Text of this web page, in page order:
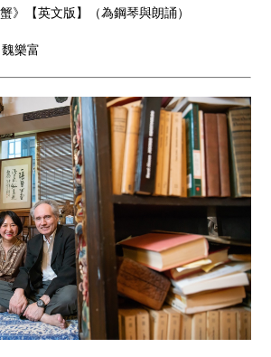
》【英文版】（為鋼琴與朗誦）
樂富